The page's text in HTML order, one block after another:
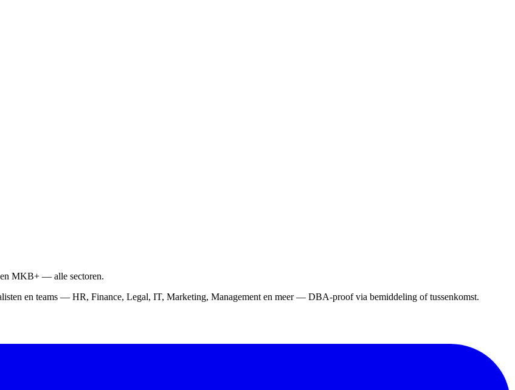
en MKB+ — alle sectoren.
en teams — HR, Finance, Legal, IT, Marketing, Management en meer — DBA-proof via bemiddeling of tussenkomst.